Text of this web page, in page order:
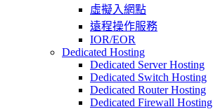
虛擬入網點
遠程操作服務
IOR/EOR
Dedicated Hosting
Dedicated Server Hosting
Dedicated Switch Hosting
Dedicated Router Hosting
Dedicated Firewall Hosting